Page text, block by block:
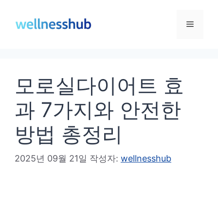
메
모로실다이어트 효
과 7가지와 안전한
방법 총정리
2025년 09월 21일 작성자: wellnesshub